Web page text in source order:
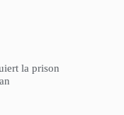
la prison